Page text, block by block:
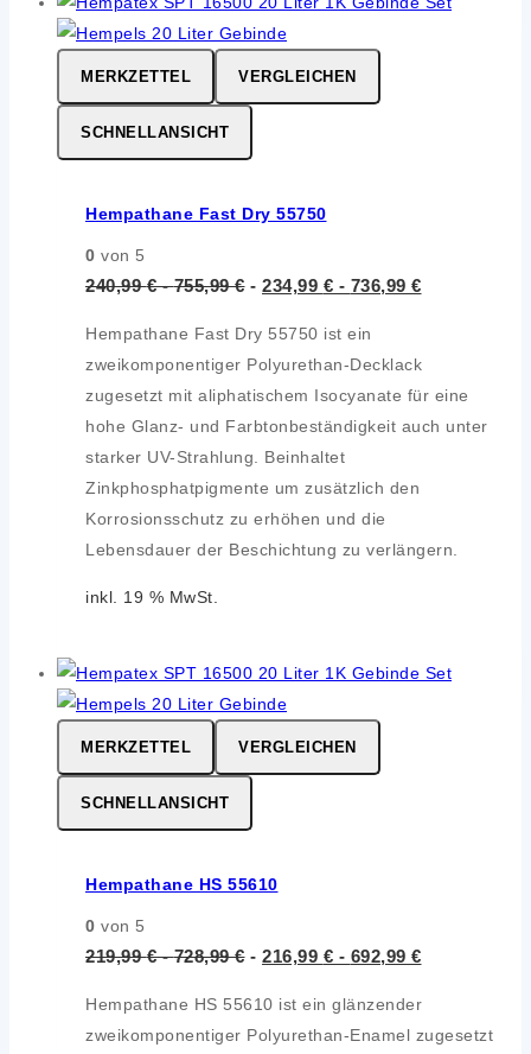
MERKZETTEL VERGLEICHEN
SCHNELLANSICHT
Hempathane Fast Dry 55750
0 von 5
240,99€-755,99€- 234,99 € - 736,99 €
Hempathane Fast Dry 55750 ist ein
zweikomponentiger Polyurethan-Decklack
zugesetzt mit aliphatischem Isocyanate für eine
hohe Glanz- und Farbtonbeständigkeit auch unter
starker UV-Strahlung. Beinhaltet
Zinkphosphatpigmente um zusätzlich den
Korrosionsschutz zu erhöhen und die
Lebensdauer der Beschichtung zu verlängern.
inkl. 19 % MwSt.
MERKZETTEL VERGLEICHEN
SCHNELLANSICHT
Hempathane HS 55610
0 von 5
219,99€-728,99€- 216,99 € - 692,99 €
Hempathane HS 55610 ist ein glänzender
zweikomponentiger Polyurethan-Enamel zugesetzt